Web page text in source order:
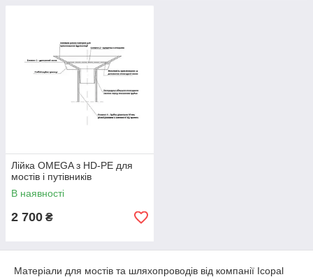
Лійка OMEGA з HD-PE для
мостів і путівників
В наявності
2 700 ₴
Матеріали для мостів та шляхопроводів від компанії Icopal